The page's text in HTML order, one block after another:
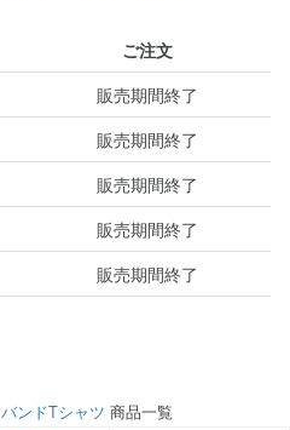
ご注文
販売期間終了
販売期間終了
販売期間終了
販売期間終了
販売期間終了
バンドTシャツ 商品一覧